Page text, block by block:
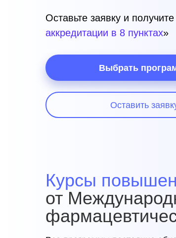
Выбрать
Оставить
Оставьте заявку и
аккредитации в 8 пунктах»
Курсы
от